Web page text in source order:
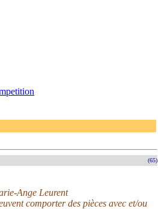
(65)
Ange Leurent
comporter des pièces avec et/ou